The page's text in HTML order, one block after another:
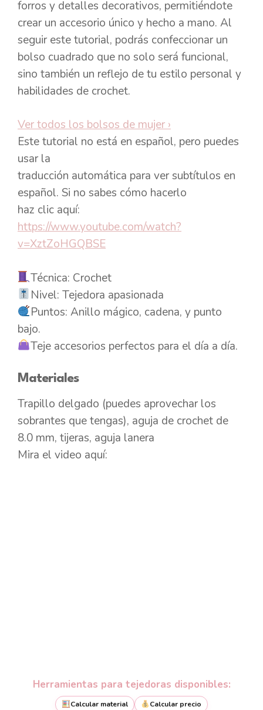
forros y detalles decorativos, permitiéndote
crear un accesorio único y hecho a mano. Al
seguir este tutorial, podrás confeccionar un
bolso cuadrado que no solo será funcional,
sino también un reflejo de tu estilo personal y
habilidades de crochet.
Ver todos los bolsos de mujer ›
Este tutorial no está en español, pero puedes
usar la
traducción automática para ver subtítulos en
español. Si no sabes cómo hacerlo
haz clic aquí:
https://www.youtube.com/watch?
v=XztZoHGQBSE
Técnica: Crochet
Nivel: Tejedora apasionada
Puntos: Anillo mágico, cadena, y punto
bajo.
Teje accesorios perfectos para el día a día.
Materiales
Trapillo delgado (puedes aprovechar los
sobrantes que tengas), aguja de crochet de
8.0 mm, tijeras, aguja lanera
Mira el video aquí:
Herramientas para tejedoras disponibles:
Calcular material
Calcular precio